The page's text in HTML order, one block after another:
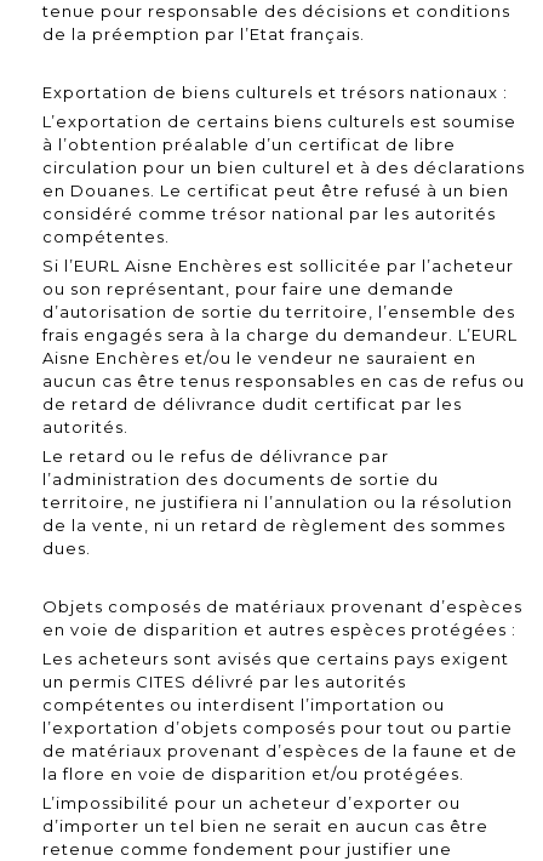
tenue pour responsable des décisions et conditions
de la préemption par l’Etat français.
Exportation de biens culturels et trésors nationaux :
L’exportation de certains biens culturels est soumise
à l’obtention préalable d’un certificat de libre
circulation pour un bien culturel et à des déclarations
en Douanes. Le certificat peut être refusé à un bien
considéré comme trésor national par les autorités
compétentes.
Si l’EURL Aisne Enchères est sollicitée par l’acheteur
ou son représentant, pour faire une demande
d’autorisation de sortie du territoire, l’ensemble des
frais engagés sera à la charge du demandeur. L’EURL
Aisne Enchères et/ou le vendeur ne sauraient en
aucun cas être tenus responsables en cas de refus ou
de retard de délivrance dudit certificat par les
autorités.
Le retard ou le refus de délivrance par
l’administration des documents de sortie du
territoire, ne justifiera ni l’annulation ou la résolution
de la vente, ni un retard de règlement des sommes
dues.
Objets composés de matériaux provenant d’espèces
en voie de disparition et autres espèces protégées :
Les acheteurs sont avisés que certains pays exigent
un permis CITES délivré par les autorités
compétentes ou interdisent l’importation ou
l’exportation d’objets composés pour tout ou partie
de matériaux provenant d’espèces de la faune et de
la flore en voie de disparition et/ou protégées.
L’impossibilité pour un acheteur d’exporter ou
d’importer un tel bien ne serait en aucun cas être
retenue comme fondement pour justifier une